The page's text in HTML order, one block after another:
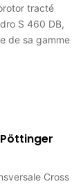
tracté
S 460 DB,
de sa gamme
Cross